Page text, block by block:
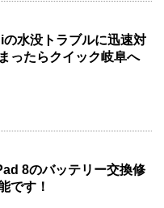
水没トラブルに迅速対
ったらクイック岐阜へ
8のバッテリー交換修
です！